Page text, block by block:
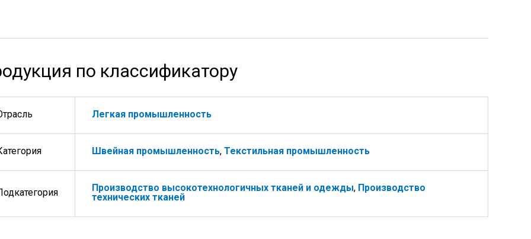
по классификатору
Легкая промышленность
Швейная промышленность, Текстильная промышленность
Производство высокотехнологичных тканей и одежды, Производство
технических тканей